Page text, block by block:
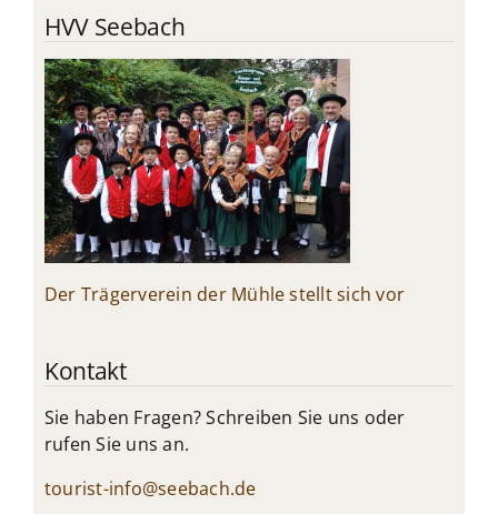
HVV Seebach
Der Trägerverein der Mühle stellt sich vor
Kontakt
Sie haben Fragen? Schreiben Sie uns oder
rufen Sie uns an.
tourist-info@seebach.de